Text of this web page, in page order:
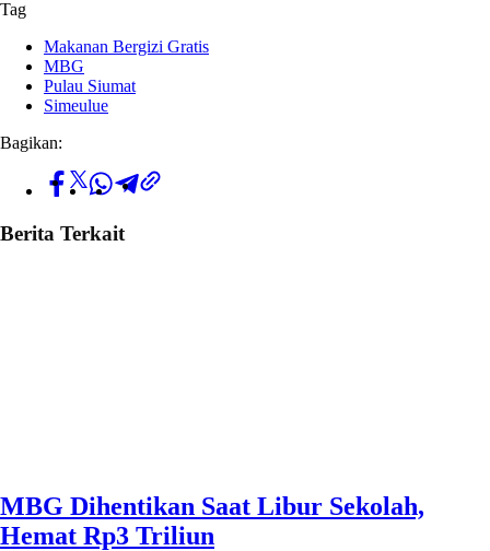
Tag
Makanan Bergizi Gratis
MBG
Pulau Siumat
Simeulue
Bagikan:
Berita Terkait
MBG Dihentikan Saat Libur Sekolah,
Hemat Rp3 Triliun